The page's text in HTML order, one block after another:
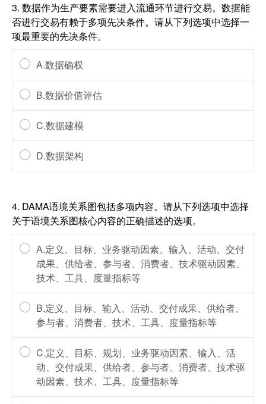
3. 数据作为生产要素需要进入流通环节进行交易。数据能
否进行交易有赖于多项先决条件。请从下列选项中选择一
项最重要的先决条件。
A.数据确权
B.数据价值评估
C.数据建模
D.数据架构
4. DAMA语境关系图包括多项内容。请从下列选项中选择
关于语境关系图核心内容的正确描述的选项。
A.定义、目标、业务驱动因素、输入、活动、交付
成果、供给者、参与者、消费者、技术驱动因素、
技术、工具、度量指标等
B.定义、目标、输入、活动、交付成果、供给者、
参与者、消费者、技术、工具、度量指标等
C.定义、目标、规划、业务驱动因素、输入、活
动、交付成果、供给者、参与者、消费者、技术驱
动因素、技术、工具、度量指标等